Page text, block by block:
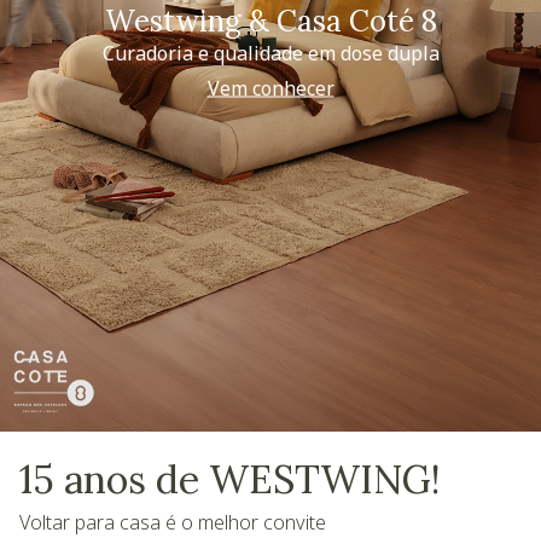
Westwing & Casa Coté 8
Curadoria e qualidade em dose dupla
Vem conhecer
15 anos de WESTWING!
Voltar para casa é o melhor convite